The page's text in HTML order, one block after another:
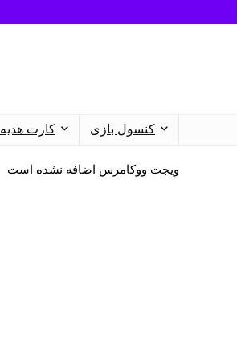
کنسول بازی کارت هدیه
ویجت ووکامرس اضافه نشده است